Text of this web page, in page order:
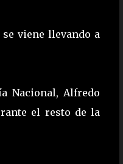
viene llevando a
Nacional, Alfredo
el resto de la